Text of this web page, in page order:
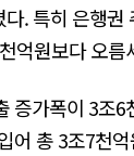
. 특히 은행권
억원보다 오름
증가폭이 3조
어 총 3조7천